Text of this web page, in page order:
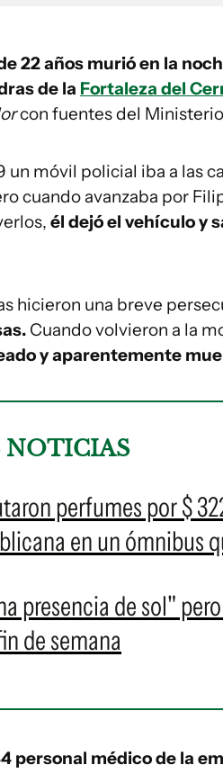
22 años murió en la
de la Fortaleza del
con fuentes del
un móvil policial iba a las
cuando avanzaba por
él dejó el vehículo y
hicieron una breve
Cuando volvieron a la
y aparentemente
NOTICIAS
perfumes por $
en un ómnibus
presencia de sol"
de semana
personal médico de la